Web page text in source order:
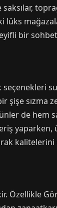
bir
seçenekleri
şişe sızma
de hem
kalitelerini
Özellikle